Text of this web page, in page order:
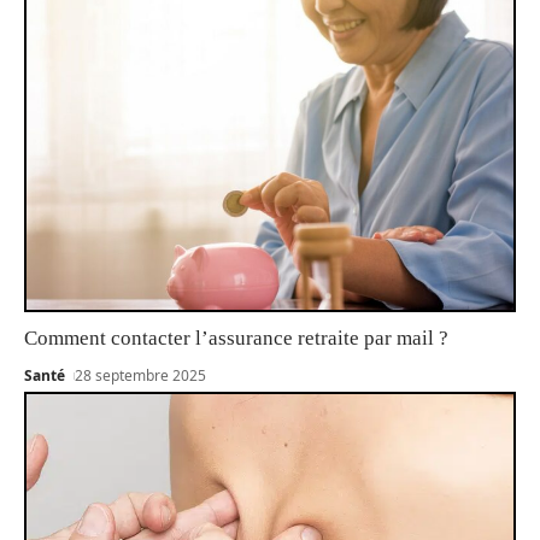
Comment contacter l’assurance retraite par mail ?
Santé 28 septembre 2025